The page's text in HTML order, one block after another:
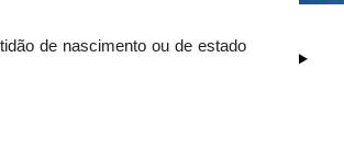
de nascimento ou de estado